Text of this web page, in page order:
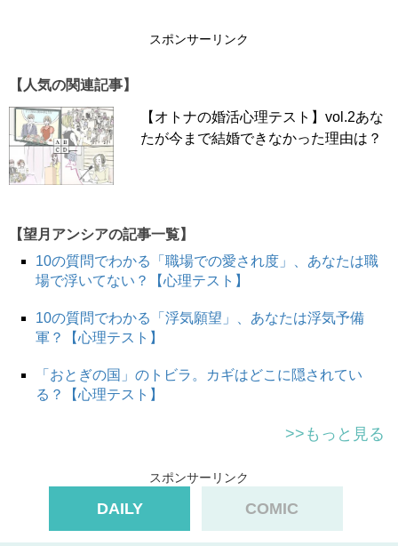
スポンサーリンク
【人気の関連記事】
【オトナの婚活心理テスト】vol.2あな
たが今まで結婚できなかった理由は？
【望月アンシアの記事一覧】
10の質問でわかる「職場での愛され度」、あなたは職
場で浮いてない？【心理テスト】
10の質問でわかる「浮気願望」、あなたは浮気予備
軍？【心理テスト】
「おとぎの国」のトビラ。カギはどこに隠されてい
る？【心理テスト】
>>もっと見る
スポンサーリンク
DAILY COMIC